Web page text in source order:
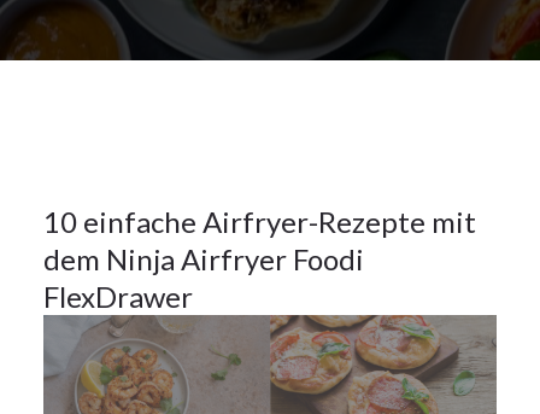
8
NOV.
2025
Allgemein
10 einfache Airfryer-Rezepte mit
dem Ninja Airfryer Foodi
FlexDrawer